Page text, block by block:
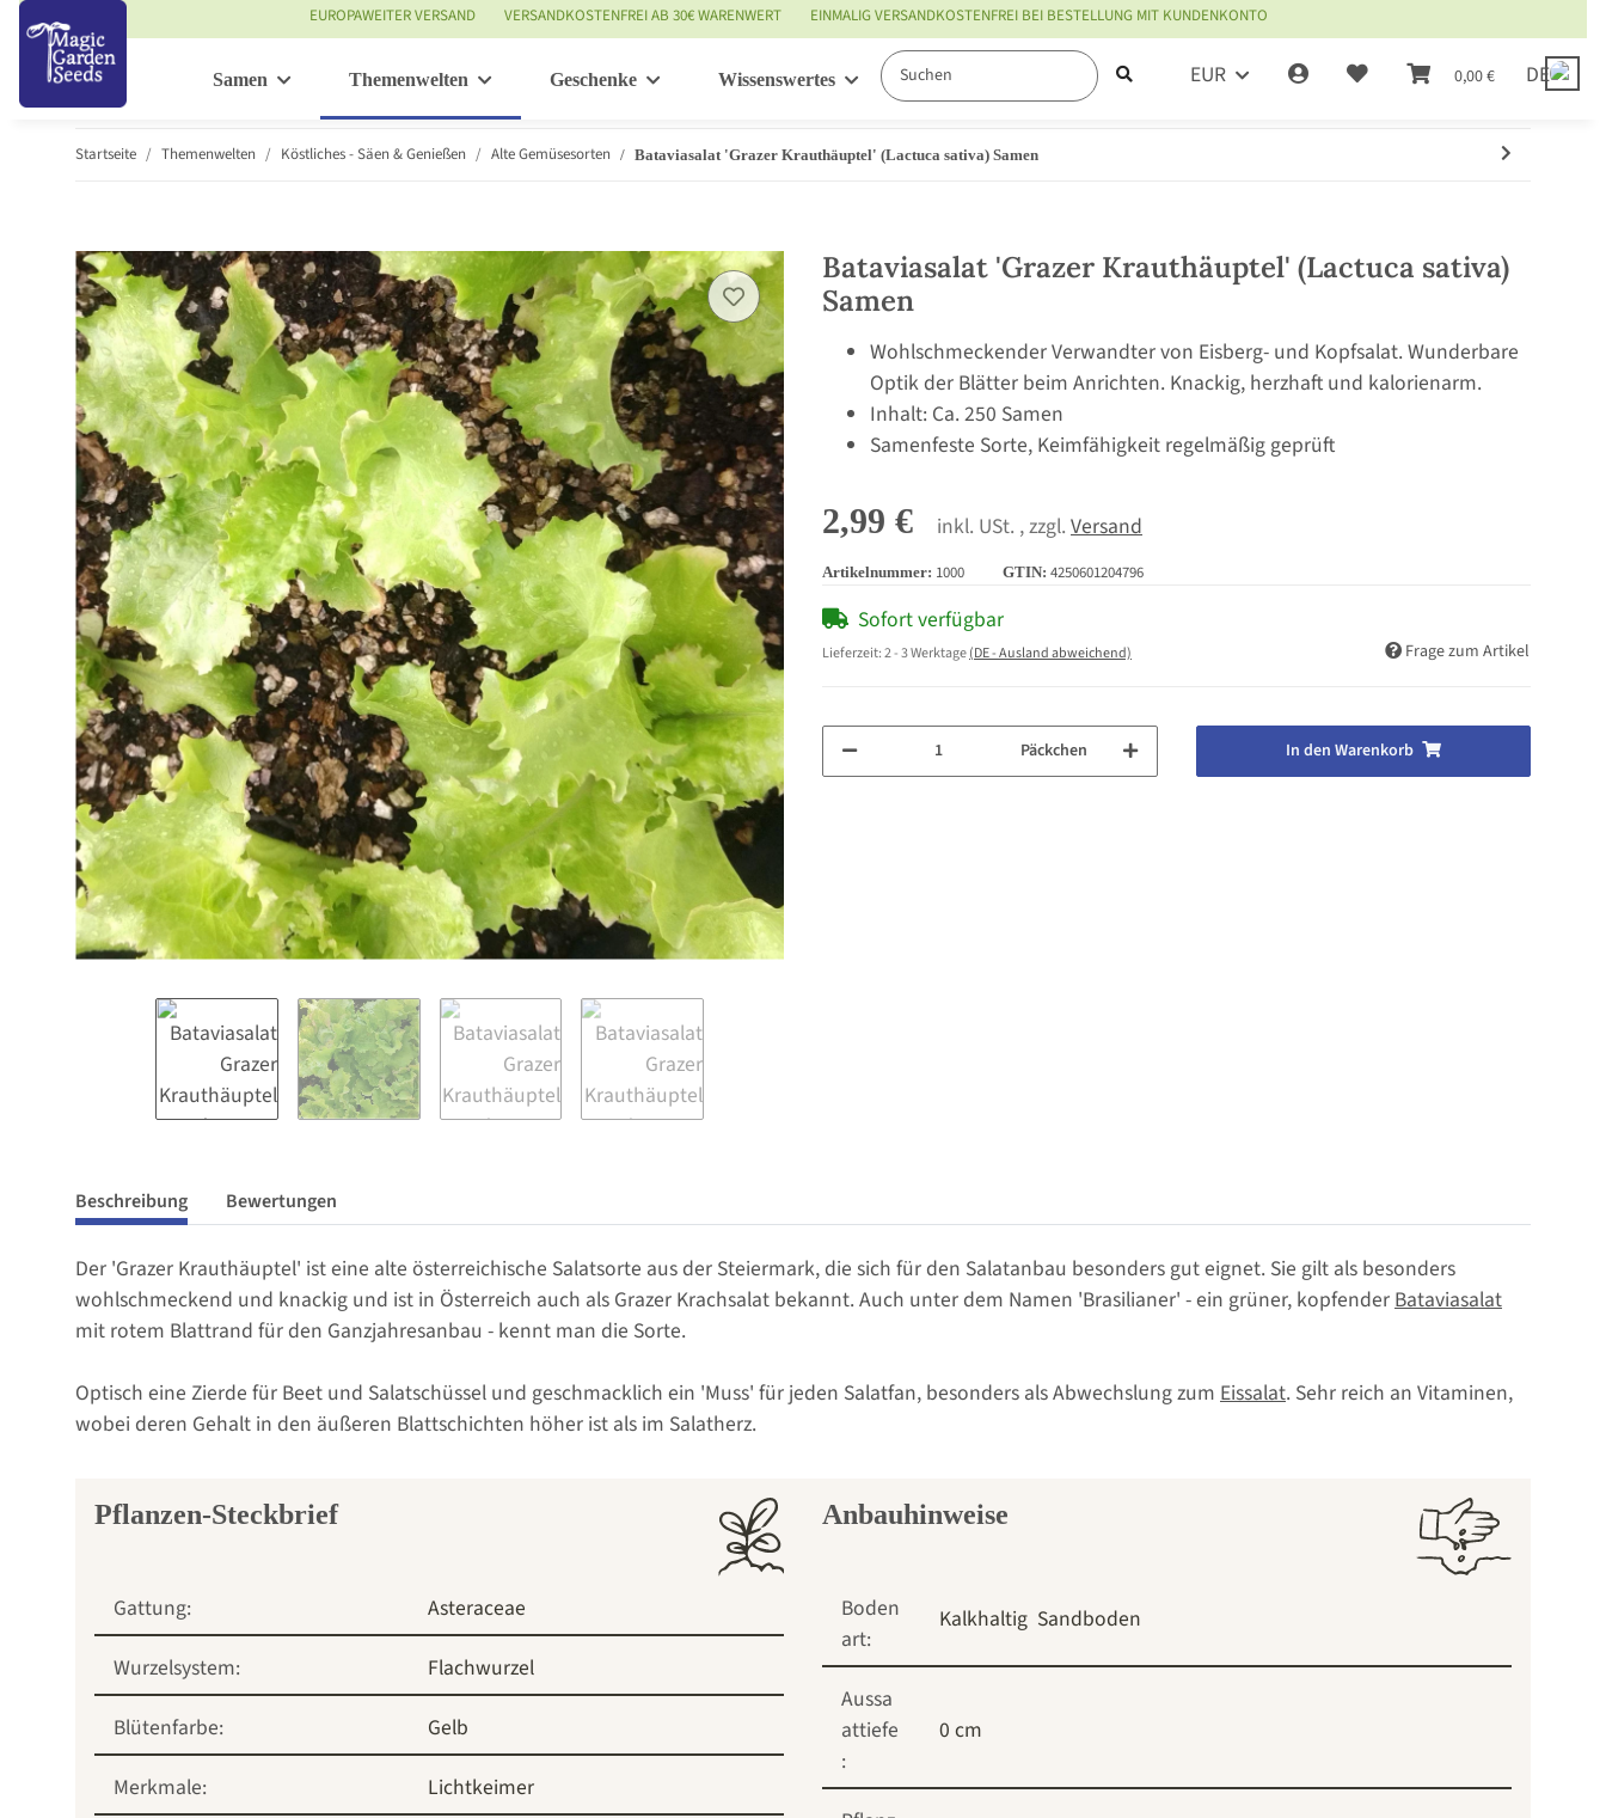
EUROPAWEITER VERSAND VERSANDKOSTENFREI AB 30€ WARENWERT EINMALIG VERSANDKOSTENFREI BEI BESTELLUNG MIT KUNDENKONTO
EUR 0,00 € DE
Samen Themenwelten Geschenke Wissenswertes Service
Startseite Themenwelten Köstliches - Säen & Genießen Alte Gemüsesorten Bataviasalat 'Grazer Krauthäuptel' (Lactuca sativa) Samen
Bataviasalat 'Grazer Krauthäuptel' (Lactuca sativa)
Samen
Wohlschmeckender Verwandter von Eisberg- und Kopfsalat. Wunderbare
Optik der Blätter beim Anrichten. Knackig, herzhaft und kalorienarm.
Inhalt: Ca. 250 Samen
Samenfeste Sorte, Keimfähigkeit regelmäßig geprüft
2,99 € inkl. USt. , zzgl. Versand
Artikelnummer: 1000 GTIN: 4250601204796
Sofort verfügbar
Lieferzeit:2 - 3 Werktage(DE - Ausland abweichend) Frage zum Artikel
Päckchen In den Warenkorb
Beschreibung Bewertungen
Der 'Grazer Krauthäuptel' ist eine alte österreichische Salatsorte aus der Steiermark, die sich für den Salatanbau besonders gut eignet. Sie gilt als besonders
wohlschmeckend und knackig und ist in Österreich auch als Grazer Krachsalat bekannt. Auch unter dem Namen 'Brasilianer' - ein grüner, kopfenderBataviasalat
mit rotem Blattrand für den Ganzjahresanbau - kennt man die Sorte.
Optisch eine Zierde für Beet und Salatschüssel und geschmacklich ein 'Muss' für jeden Salatfan, besonders als Abwechslung zum Eissalat. Sehr reich an Vitaminen,
wobei deren Gehalt in den äußeren Blattschichten höher ist als im Salatherz.
Pflanzen-Steckbrief
Gattung:
Asteraceae
Wurzelsystem:
Flachwurzel
Blütenfarbe:
Gelb
Merkmale:
Lichtkeimer
Anbauhinweise
Boden
art:
Kalkhaltig Sandboden
Aussa
attiefe
:
0 cm